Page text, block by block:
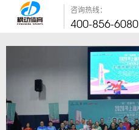
咨询热线：
400-856-6080